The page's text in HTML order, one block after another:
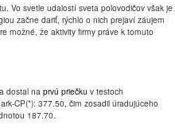
Vo svetle udalostí sveta polovodičov však je
začne dariť, rýchlo o nich prejaví záujem
možné, že aktivity firmy práve k tomuto
dostal na prvú priečku v testoch
CP(*): 377.50, čim zosadil úradujúceho
187.70.